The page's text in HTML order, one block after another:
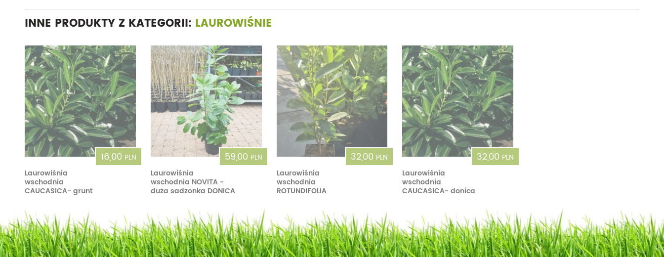
INNE PRODUKTY Z KATEGORII: LAUROWIŚNIE
16,00 PLN
Laurowiśnia
wschodnia
CAUCASICA- grunt
59,00 PLN
Laurowiśnia
wschodnia NOVITA -
duża sadzonka DONICA
32,00 PLN
Laurowiśnia
wschodnia
ROTUNDIFOLIA
32,00 PLN
Laurowiśnia
wschodnia
CAUCASICA- donica